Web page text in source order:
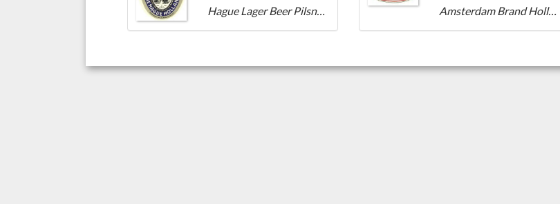
Hague Lager Beer Pilsner Type
Amsterdam Brand Holland Pilsener Beer